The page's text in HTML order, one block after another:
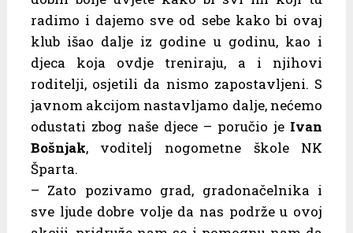
radimo i dajemo sve od sebe kako bi ovaj
klub išao dalje iz godine u godinu, kao i
djeca koja ovdje treniraju, a i njihovi
roditelji, osjetili da nismo zapostavljeni. S
javnom akcijom nastavljamo dalje, nećemo
odustati zbog naše djece – poručio je Ivan
Bošnjak, voditelj nogometne škole NK
Šparta.
– Zato pozivamo grad, gradonačelnika i
sve ljude dobre volje da nas podrže u ovoj